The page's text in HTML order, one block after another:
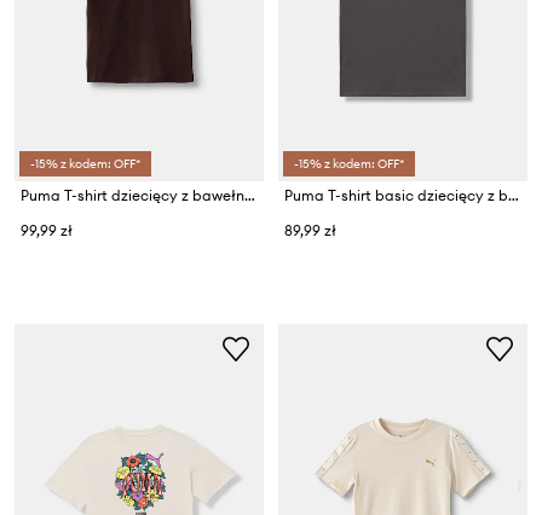
-15% z kodem: OFF*
Puma T-shirt dziecięcy z bawełną ESS TAPE Tee
99,99 zł
-15% z kodem: OFF*
Puma T-shirt basic dziecięcy z bawełną CLS BADGE Cat Tee
89,99 zł